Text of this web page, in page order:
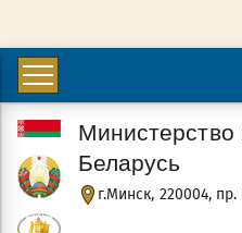
г.Минск, 220004,
Министерство
Беларусь